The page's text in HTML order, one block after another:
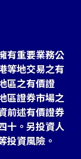
有重要業務公
等地交易之有
區之有價證
區證券市場之
前述有價證券
十。另投資人
投資風險。